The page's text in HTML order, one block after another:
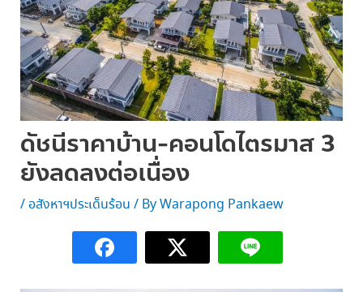
ดัชนีราคาบ้าน-คอนโดไตรมาส 3
ยังลดลงต่อเนื่อง
/ อสังหาฯประเด็นร้อน / ByWarapong Pankaew